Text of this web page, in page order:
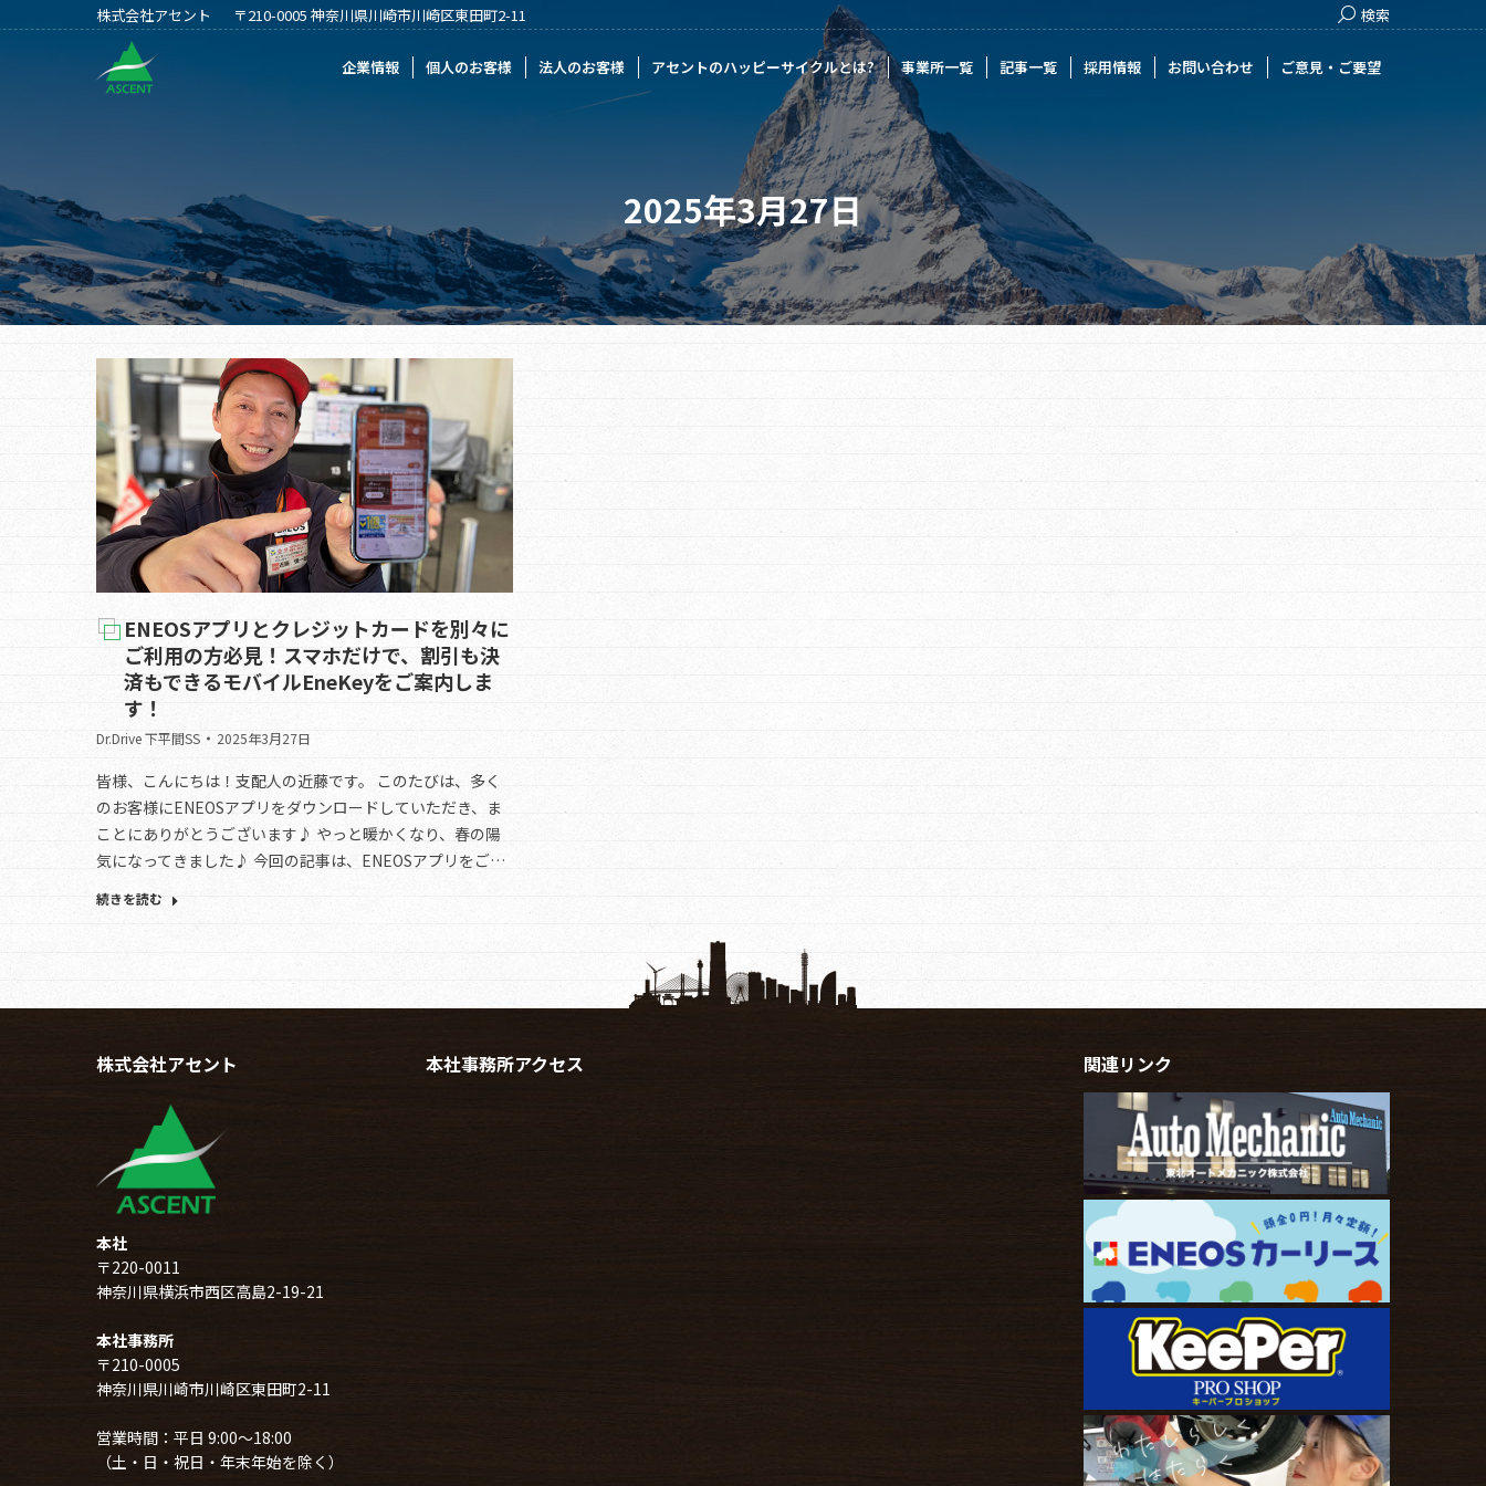
株式会社アセント 〒210-0005 神奈川県川崎市川崎区東田町2-11 Search:
検索
企業情報 個人のお客様 法人のお客様 アセントのハッピーサイクルとは? 事業所一覧 記事一覧 採用情報 お問い合わせ ご意見・ご要望
2025年3月27日
ENEOSアプリとクレジットカードを別々に
ご利用の方必見！スマホだけで、割引も決
済もできるモバイルEneKeyをご案内しま
す！
Dr.Drive 下平間SS 2025年3月27日
皆様、こんにちは！支配人の近藤です。 このたびは、多く
のお客様にENEOSアプリをダウンロードしていただき、ま
ことにありがとうございます♪ やっと暖かくなり、春の陽
気になってきました♪ 今回の記事は、ENEOSアプリをご…
続きを読む
株式会社アセント
本社
〒220-0011
神奈川県横浜市西区高島2-19-21
本社事務所
〒210-0005
神奈川県川崎市川崎区東田町2-11
営業時間：平日 9:00～18:00
（土・日・祝日・年末年始を除く）
本社事務所アクセス 関連リンク
企業情報 個人のお客様 法人のお客様 事業所一覧